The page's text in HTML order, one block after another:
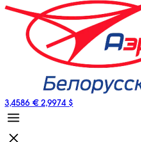
3,4586 € 2,9974 $